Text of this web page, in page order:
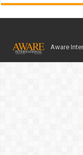
Aware